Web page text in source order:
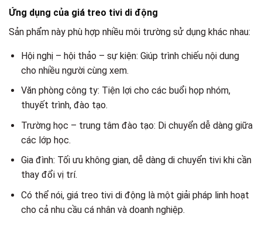
Ứng dụng của giá treo tivi di động
Sản phẩm này phù hợp nhiều môi trường sử dụng khác nhau:
Hội nghị – hội thảo – sự kiện: Giúp trình chiếu nội dung
cho nhiều người cùng xem.
Văn phòng công ty: Tiện lợi cho các buổi họp nhóm,
thuyết trình, đào tạo.
Trường học – trung tâm đào tạo: Di chuyển dễ dàng giữa
các lớp học.
Gia đình: Tối ưu không gian, dễ dàng di chuyển tivi khi cần
thay đổi vị trí.
Có thể nói, giá treo tivi di động là một giải pháp linh hoạt
cho cả nhu cầu cá nhân và doanh nghiệp.